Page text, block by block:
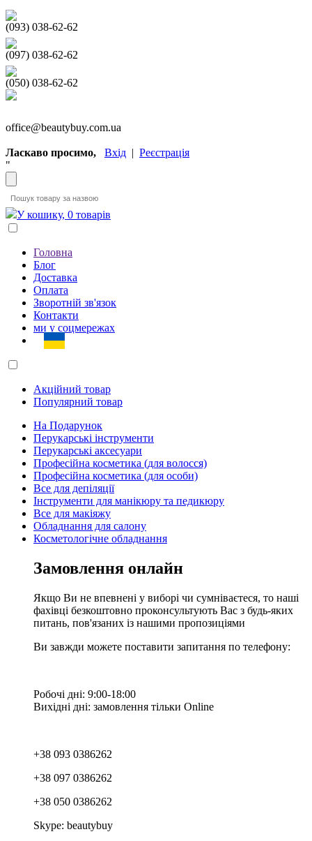
(093) 038-62-62
(097) 038-62-62
(050) 038-62-62
office@beautybuy.com.ua
Ласкаво просимо, Вхід | Реєстрація
"
У кошику, 0 товарів
Головна
Блог
Доставка
Оплата
Зворотній зв'язок
Контакти
ми у соцмережах
Акційний товар
Популярний товар
На Подарунок
Перукарські інструменти
Перукарські аксесуари
Професійна косметика (для волосся)
Професійна косметика (для особи)
Все для депіляції
Інструменти для манікюру та педикюру
Все для макіяжу
Обладнання для салону
Косметологічне обладнання
Замовлення онлайн
Якщо Ви не впевнені у виборі чи сумніваєтеся, то наші
фахівці безкоштовно проконсультують Вас з будь-яких
питань, пов'язаних із нашими пропозиціями
Ви завжди можете поставити запитання по телефону:
Робочі дні: 9:00-18:00
Вихідні дні: замовлення тільки Online
+38 093 0386262
+38 097 0386262
+38 050 0386262
Skype: beautybuy